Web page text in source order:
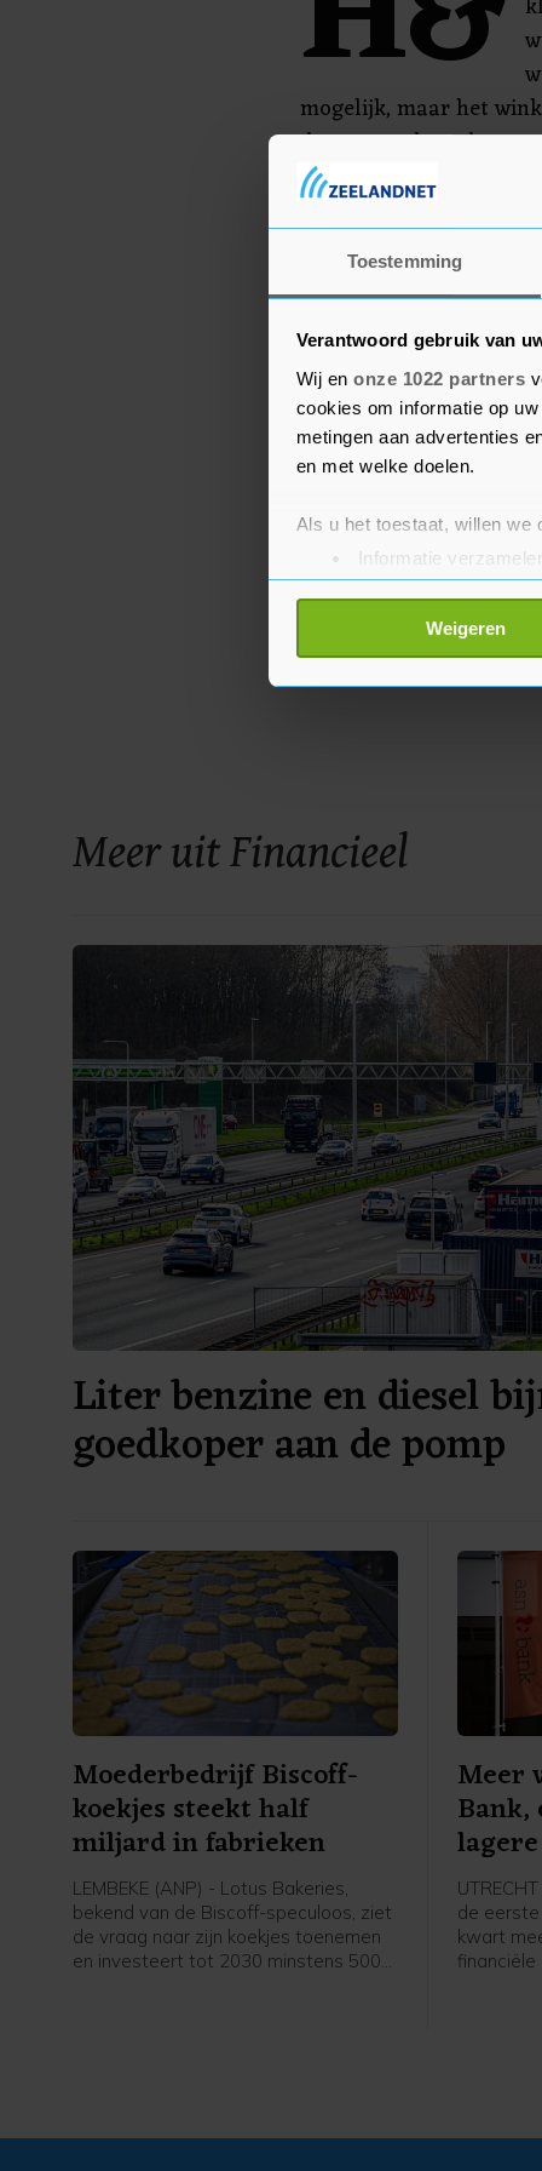
Toestemming
Verantwoord gebruik van
Wij en onze 1022 partners
cookies om informatie op
metingen aan advertenties
en met welke doelen.
Als u het toestaat, willen we
Informatie
Uw apparaat
Lees meer over hoe uw
toestemming op elk
Weigeren
mogelijk, maar het
deze maand werd
Om verspreiding van
waren niet-essentiële
Meer uit Financieel
Liter benzine en diesel
goedkoper aan de pomp
Moederbedrijf Biscoff-
koekjes steekt half
miljard in fabrieken
LEMBEKE (ANP) - Lotus Bakeries,
bekend van de Biscoff-speculoos, ziet
de vraag naar zijn koekjes toenemen
en investeert tot 2030 minstens 500
Meer
de
kwart